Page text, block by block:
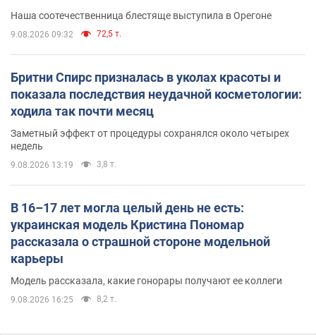
Наша соотечественница блестяще выступила в Орегоне
9.08.2026 09:32 72,5 т.
Бритни Спирс призналась в уколах красоты и
показала последствия неудачной косметологии:
ходила так почти месяц
Заметный эффект от процедуры сохранялся около четырех
недель
9.08.2026 13:19 3,8 т.
В 16–17 лет могла целый день не есть:
украинская модель Кристина Пономар
рассказала о страшной стороне модельной
карьеры
Модель рассказала, какие гонорары получают ее коллеги
9.08.2026 16:25 8,2 т.